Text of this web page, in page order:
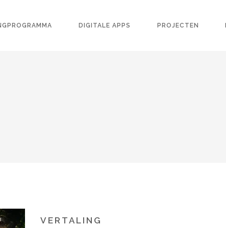
DIGITALE APPS PROJECTEN
VERTALING